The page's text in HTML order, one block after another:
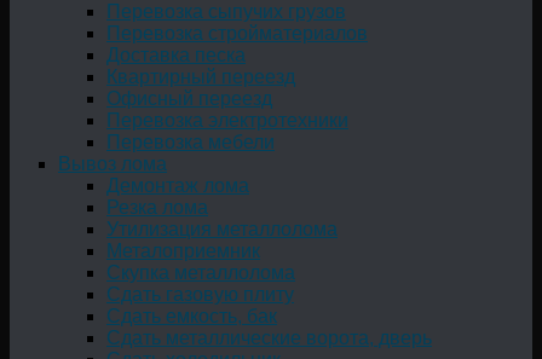
Перевозка сыпучих грузов
Перевозка стройматериалов
Доставка песка
Квартирный переезд
Офисный переезд
Перевозка электротехники
Перевозка мебели
Вывоз лома
Демонтаж лома
Резка лома
Утилизация металлолома
Металоприемник
Скупка металлолома
Сдать газовую плиту
Сдать емкость, бак
Cдать металлические ворота, дверь